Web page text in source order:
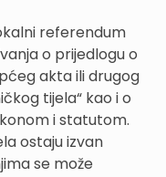
referendum
o prijedlogu o
akta ili drugog
tijela“ kao i o
i statutom.
ostaju izvan
se može